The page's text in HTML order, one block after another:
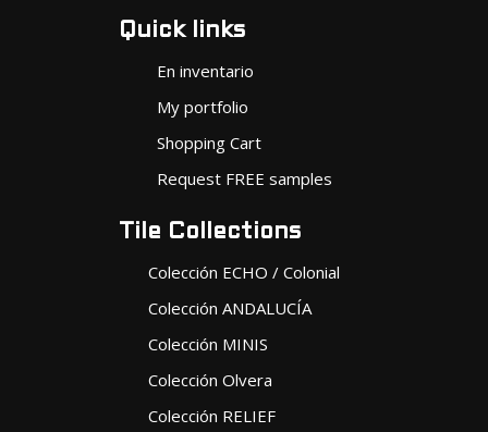
Quick links
En inventario
My portfolio
Shopping Cart
Request FREE samples
Tile Collections
Colección ECHO / Colonial
Colección ANDALUCÍA
Colección MINIS
Colección Olvera
Colección RELIEF